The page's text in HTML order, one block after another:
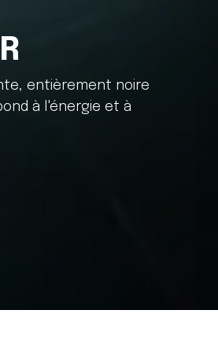
entièrement noire
à l'énergie et à